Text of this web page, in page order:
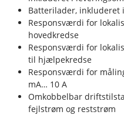
Batterilader, inkluderet
Responsværdi for
hovedkredse
Responsværdi for
til hjælpekredse
Responsværdi for
mA… 10 A
Omkobbelbar
fejlstrøm og reststrøm